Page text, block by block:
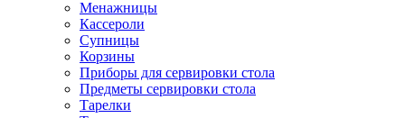
Менажницы
Кассероли
Супницы
Корзины
Приборы для сервировки стола
Предметы сервировки стола
Тарелки